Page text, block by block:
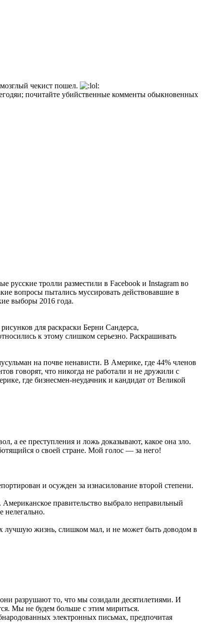
чекист пошел.
почитайте убийственные комменты обыкновенных
русские тролли разместили в Facebook и Instagram во
вопросы пытались муссировать действовавшие в
выборы 2016 года.
для раскраски Берни Сандерса,
к этому слишком серьезно. Раскрашивать
на почве ненависти. В Америке, где 44% членов
говорят, что никогда не работали и не дружили с
где бизнесмен-неудачник и кандидат от Великой
а ее преступления и ложь доказывают, какое она зло.
о своей стране. Мой голос — за него!
и осужден за изнасилование второй степени.
правительство выбрало неправильный
нелегально.
жизнь, слишком мал, и не может быть доводом в
разрушают то, что мы созидали десятилетиями. И
Мы не будем больше с этим мириться.
электронных письмах, предпочитая